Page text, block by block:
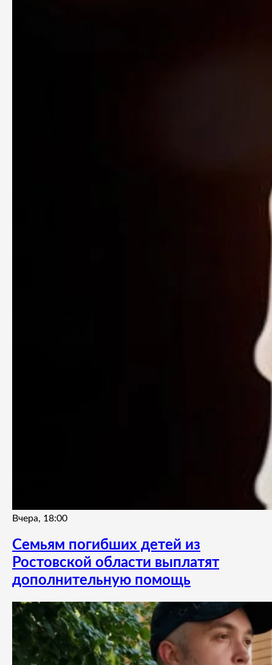
Вчера, 18:00
Семьям погибших детей из
Ростовской области выплатят
дополнительную помощь